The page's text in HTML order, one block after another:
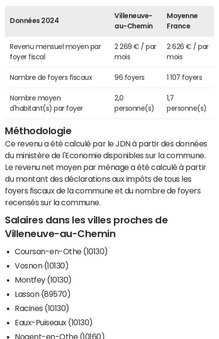
Données 2024
Villeneuve-
au-Chemin
Moyenne
France
Revenu mensuel moyen par
foyer fiscal
2 269 € / par
mois
2 626 € / par
mois
Nombre de foyers fiscaux 96 foyers 1 107 foyers
Nombre moyen
d'habitant(s) par foyer
2,0
personne(s)
1,7
personne(s)
Méthodologie
Ce revenu a été calculé par le JDN à partir des données
du ministère de l'Economie disponibles sur la commune.
Le revenu net moyen par ménage a été calculé à partir
du montant des déclarations aux impôts de tous les
foyers fiscaux de la commune et du nombre de foyers
recensés sur la commune.
Salaires dans les villes proches de
Villeneuve-au-Chemin
Coursan-en-Othe (10130)
Vosnon (10130)
Montfey (10130)
Lasson (89570)
Racines (10130)
Eaux-Puiseaux (10130)
Nogent-en-Othe (10160)